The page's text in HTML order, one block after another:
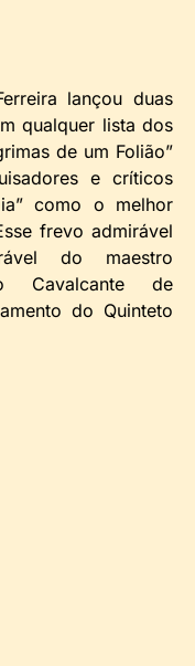
lançou duas
qualquer lista dos
de um Folião”
e críticos
como o melhor
frevo admirável
do maestro
Cavalcante de
do Quinteto